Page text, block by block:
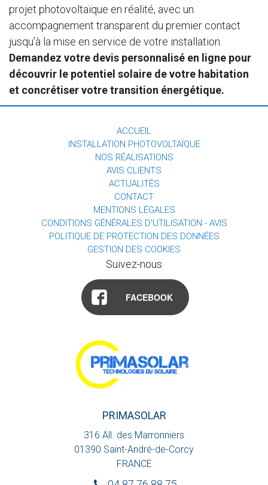
projet photovoltaïque en réalité, avec un
accompagnement transparent du premier contact
jusqu'à la mise en service de votre installation.
Demandez votre devis personnalisé en ligne pour
découvrir le potentiel solaire de votre habitation
et concrétiser votre transition énergétique.
ACCUEIL
INSTALLATION PHOTOVOLTAÏQUE
NOS RÉALISATIONS
AVIS CLIENTS
ACTUALITÉS
CONTACT
MENTIONS LÉGALES
CONDITIONS GÉNÉRALES D'UTILISATION - AVIS
POLITIQUE DE PROTECTION DES DONNÉES
GESTION DES COOKIES
Suivez-nous
FACEBOOK
PRIMASOLAR
316 All. des Marronniers
01390 Saint-André-de-Corcy
FRANCE